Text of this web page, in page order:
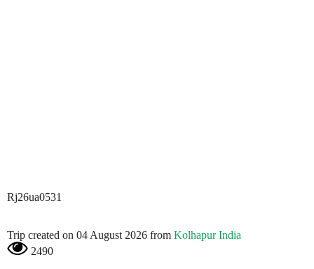
Rj26ua0531
Trip created on 04 August 2026 from Kolhapur India
2490